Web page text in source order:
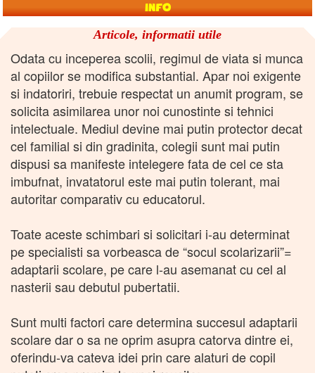
Info
Articole, informatii utile
Odata cu inceperea scolii, regimul de viata si munca
al copiilor se modifica substantial. Apar noi exigente
si indatoriri, trebuie respectat un anumit program, se
solicita asimilarea unor noi cunostinte si tehnici
intelectuale. Mediul devine mai putin protector decat
cel familial si din gradinita, colegii sunt mai putin
dispusi sa manifeste intelegere fata de cel ce sta
imbufnat, invatatorul este mai putin tolerant, mai
autoritar comparativ cu educatorul.
Toate aceste schimbari si solicitari i-au determinat
pe specialisti sa vorbeasca de “socul scolarizarii”=
adaptarii scolare, pe care l-au asemanat cu cel al
nasterii sau debutul pubertatii.
Sunt multi factori care determina succesul adaptarii
scolare dar o sa ne oprim asupra catorva dintre ei,
oferindu-va cateva idei prin care alaturi de copil